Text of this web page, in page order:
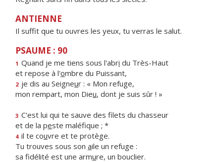
ANTIENNE
Il suffit que tu ouvres les yeux, tu verras le salut.
PSAUME : 90
1 Quand je me tiens sous l'abri du Très-Haut
et repose à l'ombre du Puissant,
2 je dis au Seigneur : « Mon refuge,
mon rempart, mon Dieu, dont je suis sûr ! »
3 C'est lui qui te sauve des filets du chasseur
et de la peste maléfique ; *
4 il te couvre et te protège.
Tu trouves sous son aile un refuge :
sa fidélité est une armure, un bouclier.